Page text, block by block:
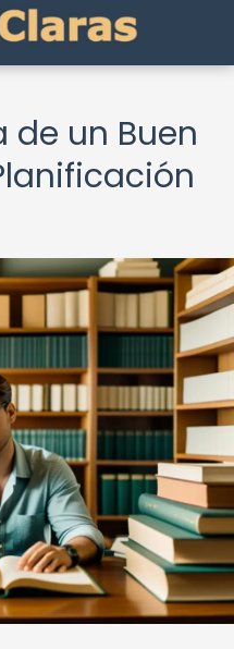
de un Buen